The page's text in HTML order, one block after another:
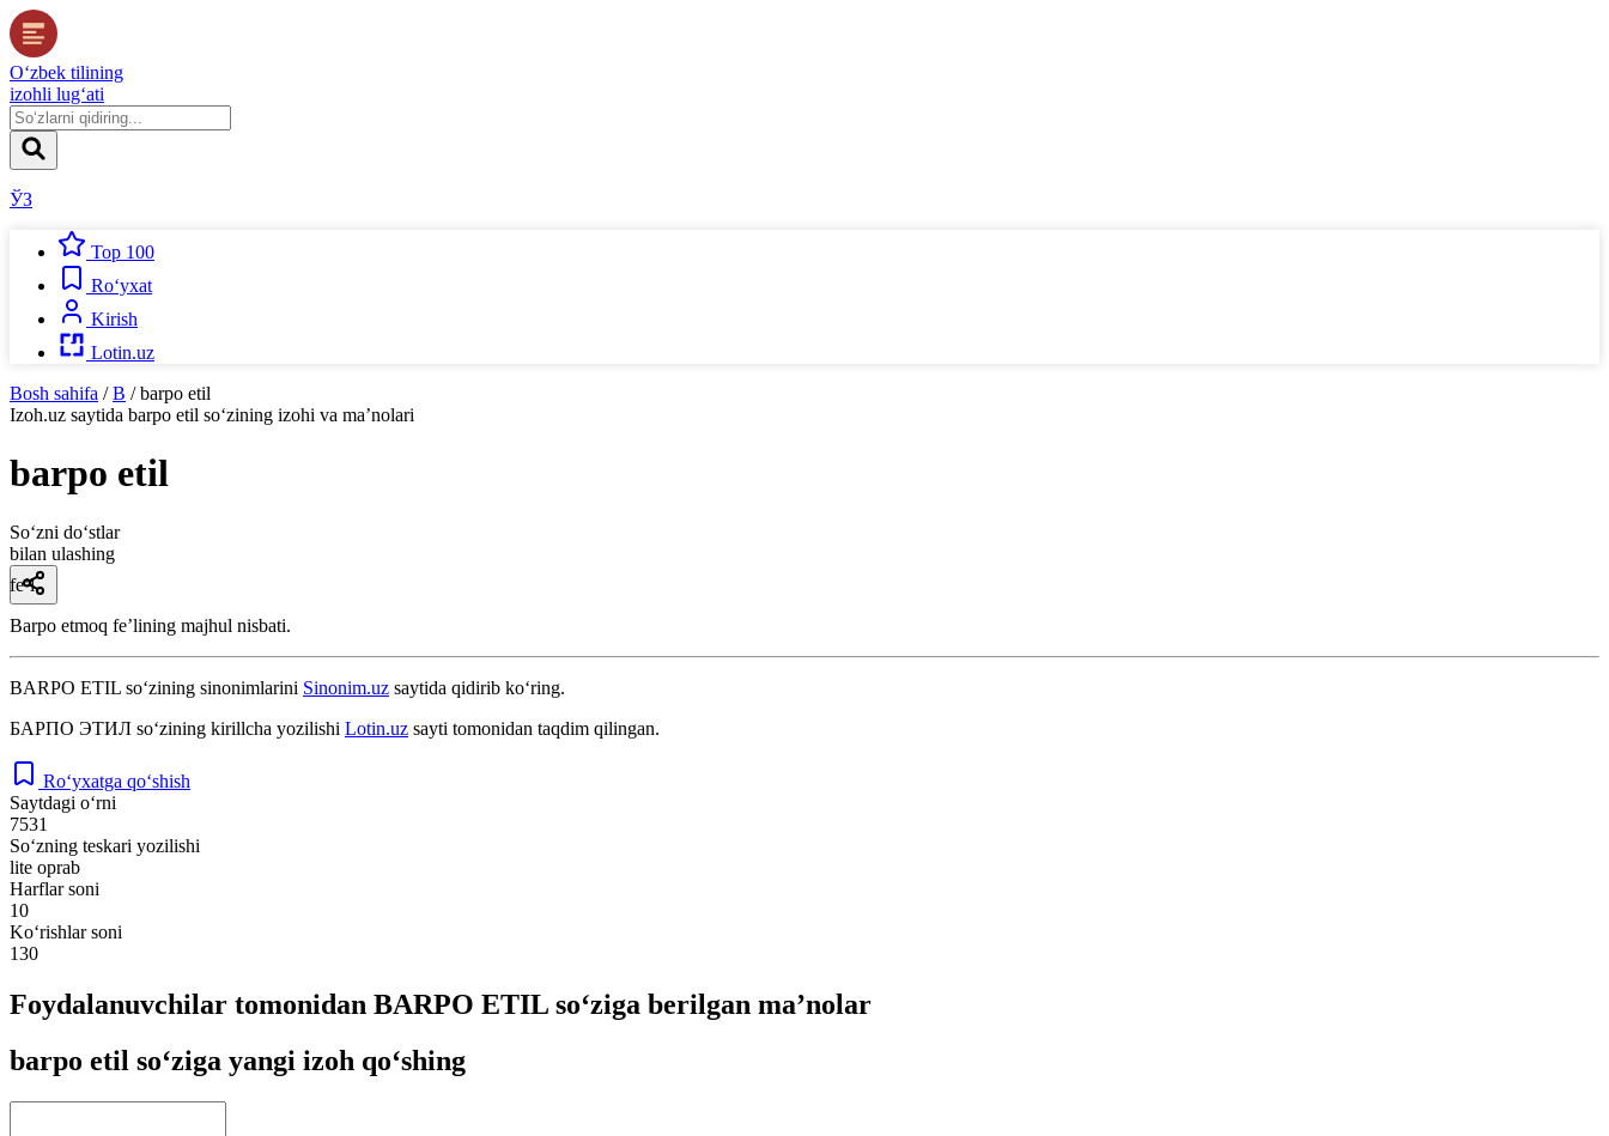
O‘zbek tilining
izohli lug‘ati
ЎЗ
Top 100
Ro‘yxat
Kirish
Lotin.uz
Bosh sahifa / B / barpo etil
Izoh.uz saytida barpo etil so‘zining izohi va ma’nolari
barpo etil
So‘zni do‘stlar
bilan ulashing
fe’l
Barpo etmoq feʼlining majhul nisbati.
BARPO ETIL so‘zining sinonimlarini Sinonim.uz saytida qidirib ko‘ring.
БАРПО ЭТИЛ so‘zining kirillcha yozilishi Lotin.uz sayti tomonidan taqdim qilingan.
Ro‘yxatga qo‘shish
Saytdagi o‘rni
7531
So‘zning teskari yozilishi
lite oprab
Harflar soni
10
Ko‘rishlar soni
130
Foydalanuvchilar tomonidan BARPO ETIL so‘ziga berilgan ma’nolar
barpo etil so‘ziga yangi izoh qo‘shing